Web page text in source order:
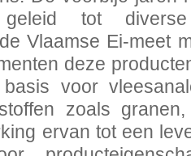
geleid tot
Vlaamse Ei-meet
deze
voor
zoals
ervan tot een